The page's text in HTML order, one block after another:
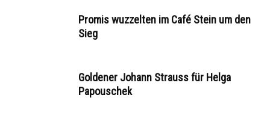
Promis wuzzelten im Café Stein um den
Sieg
Goldener Johann Strauss für Helga
Papouschek